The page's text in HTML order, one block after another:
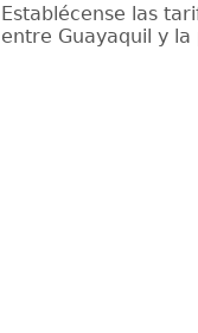
Establécense las
entre Guayaquil y